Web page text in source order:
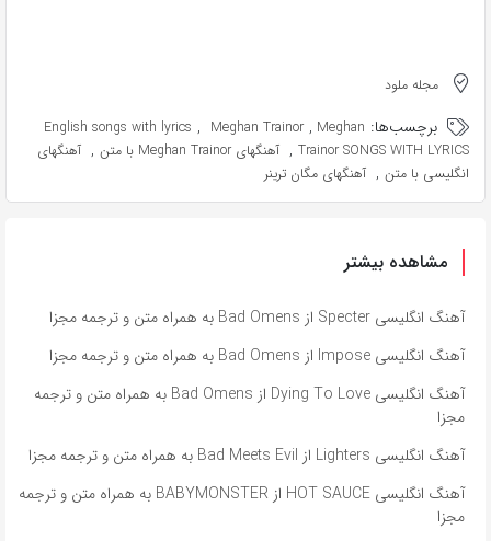
مجله ملود
برچسب‌ها: English songs with lyrics , Meghan Trainor , Meghan
Trainor SONGS WITH LYRICS
, آهنگهای Meghan Trainor با متن , آهنگهای
انگلیسی با متن , آهنگهای مگان ترینر
مشاهده بیشتر
آهنگ انگلیسی Specter از Bad Omens به همراه متن و ترجمه مجزا
آهنگ انگلیسی Impose از Bad Omens به همراه متن و ترجمه مجزا
آهنگ انگلیسی Dying To Love از Bad Omens به همراه متن و ترجمه
مجزا
آهنگ انگلیسی Lighters از Bad Meets Evil به همراه متن و ترجمه مجزا
آهنگ انگلیسی HOT SAUCE از BABYMONSTER به همراه متن و ترجمه
مجزا